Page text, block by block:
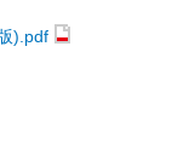
).pdf